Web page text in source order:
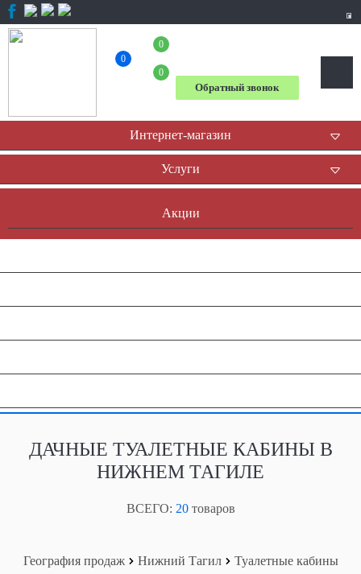
0
0
0
Обратный звонок
Интернет-магазин
Услуги
Акции
ДАЧНЫЕ ТУАЛЕТНЫЕ КАБИНЫ В
НИЖНЕМ ТАГИЛЕ
ВСЕГО: 20товаров
География продаж Нижний Тагил
Туалетные кабины